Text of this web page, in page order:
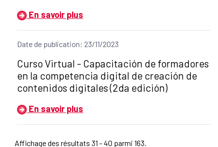
En savoir plus
Date de publication: 23/11/2023
Título del anuncio:
Curso Virtual - Capacitación de formadores
en la competencia digital de creación de
contenidos digitales (2da edición)
En savoir plus
Affichage des résultats 31 - 40 parmi 163.